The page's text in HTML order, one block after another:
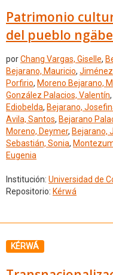
Patrimonio
del pueblo
porChang Vargas, Giselle,
Bejarano, Mauricio,
Porfirio, Moreno Bejarano,
González Palacios, Valentín,
Ediobelda, Bejarano,
Avila, Santos, Bejarano
Moreno, Deymer, Bejarano,
Sebastián, Sonia,
Eugenia
Institución: Universidad de
Repositorio: Kérwá
KÉRWÁ